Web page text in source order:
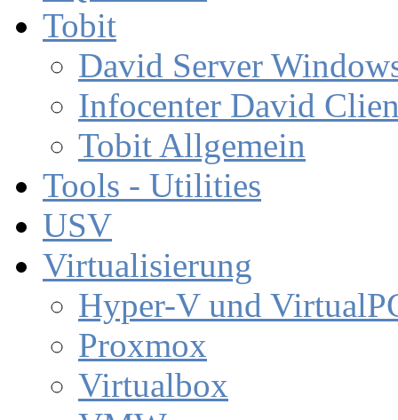
Tobit
David Server
Infocenter David
Tobit Allgemein
Tools - Utilities
USV
Virtualisierung
Hyper-V und
Proxmox
Virtualbox